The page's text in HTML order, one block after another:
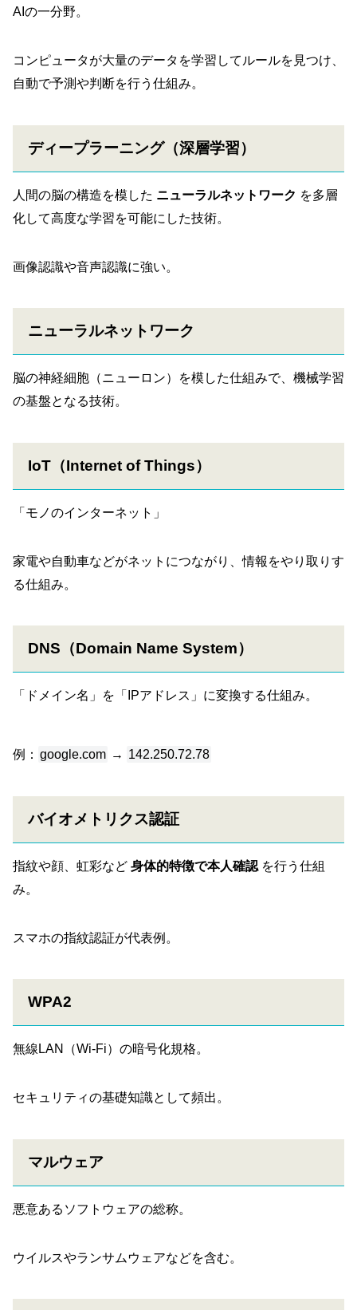
AIの一分野。
コンピュータが大量のデータを学習してルールを見つけ、
自動で予測や判断を行う仕組み。
ディープラーニング（深層学習）
人間の脳の構造を模した ニューラルネットワーク を多層
化して高度な学習を可能にした技術。
画像認識や音声認識に強い。
ニューラルネットワーク
脳の神経細胞（ニューロン）を模した仕組みで、機械学習
の基盤となる技術。
IoT（Internet of Things）
「モノのインターネット」
家電や自動車などがネットにつながり、情報をやり取りす
る仕組み。
DNS（Domain Name System）
「ドメイン名」を「IPアドレス」に変換する仕組み。
例： google.com → 142.250.72.78
バイオメトリクス認証
指紋や顔、虹彩など 身体的特徴で本人確認 を行う仕組
み。
スマホの指紋認証が代表例。
WPA2
無線LAN（Wi-Fi）の暗号化規格。
セキュリティの基礎知識として頻出。
マルウェア
悪意あるソフトウェアの総称。
ウイルスやランサムウェアなどを含む。